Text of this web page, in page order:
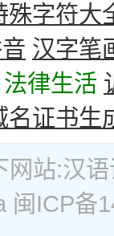
殊字符大
汉字笔
法律生活
名证书生
网站:汉
闽ICP备